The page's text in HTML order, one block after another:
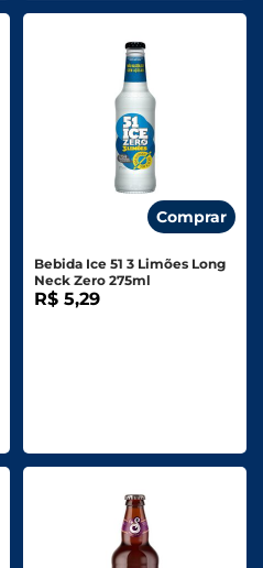
Comprar
Bebida Ice 51 3 Limões Long
Neck Zero 275ml
R$ 5,29